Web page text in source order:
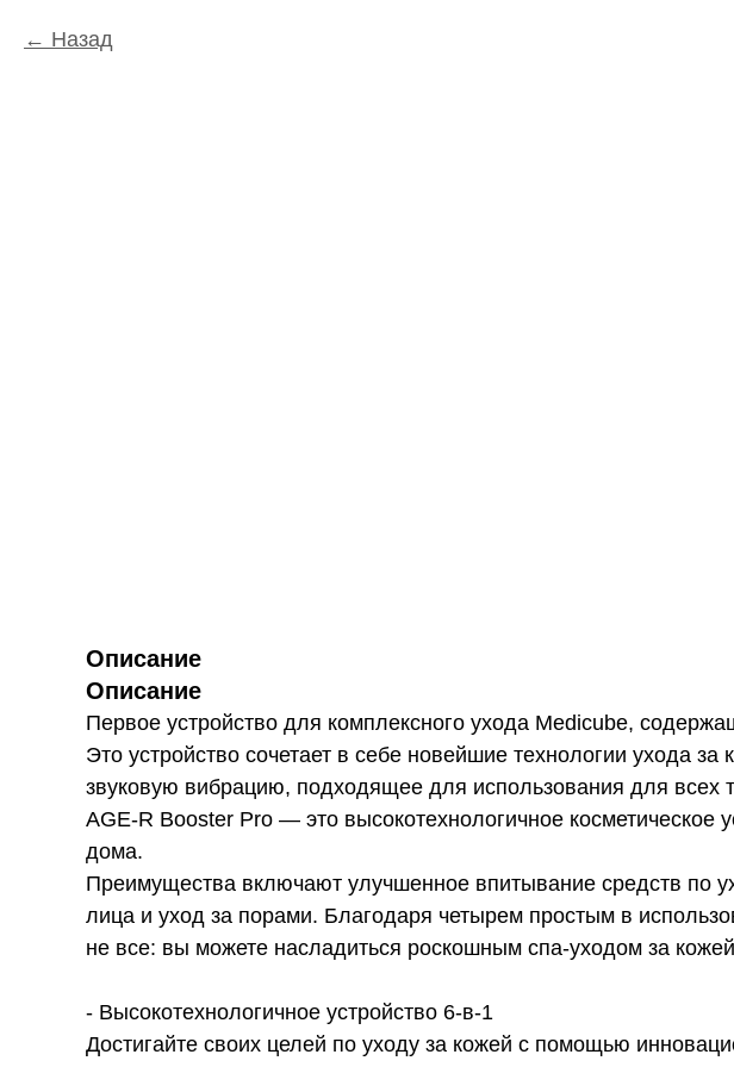
Назад
Описание
Описание
Первое устройство для комплексного ухода Medicube,
Это устройство сочетает в себе новейшие технологии ухода
звуковую вибрацию, подходящее для использования для всех
AGE-R Booster Pro — это высокотехнологичное
дома.
Преимущества включают улучшенное впитывание средств по
лица и уход за порами. Благодаря четырем простым в
не все: вы можете насладиться роскошным спа-уходом за
- Высокотехнологичное устройство 6-в-1
Достигайте своих целей по уходу за кожей с помощью